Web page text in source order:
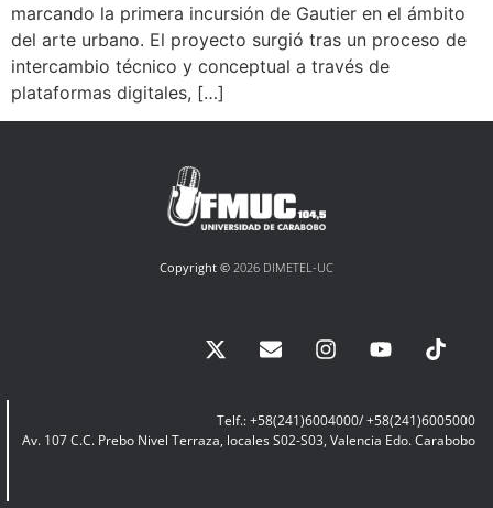
marcando la primera incursión de Gautier en el ámbito
del arte urbano. El proyecto surgió tras un proceso de
intercambio técnico y conceptual a través de
plataformas digitales, […]
Copyright © 2026 DIMETEL-UC
Telf.: +58(241)6004000/ +58(241)6005000
Av. 107 C.C. Prebo Nivel Terraza, locales S02-S03, Valencia Edo. Carabobo